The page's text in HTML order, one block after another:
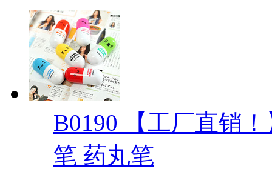
B0190 【工厂直销
笔 药丸笔